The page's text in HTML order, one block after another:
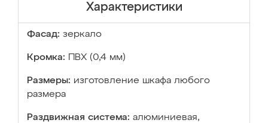
Характеристики
Фасад: зеркало
Кромка: ПВХ (0,4 мм)
Размеры: изготовление шкафа любого
размера
Раздвижная система: алюминиевая,